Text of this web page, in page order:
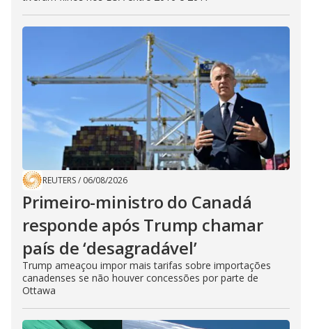
REUTERS/ 06/08/2026
Primeiro-ministro do Canadá
responde após Trump chamar
país de ‘desagradável’
Trump ameaçou impor mais tarifas sobre importações
canadenses se não houver concessões por parte de
Ottawa